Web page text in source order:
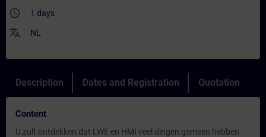
access_time 1 days
translate NL
Description Dates and Registration Quotation
Content
U zult ontdekken dat LWE en HMI veel dingen gemeen hebben.